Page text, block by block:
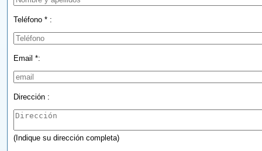
Teléfono * :
Email *:
Dirección :
(Indique su dirección completa)